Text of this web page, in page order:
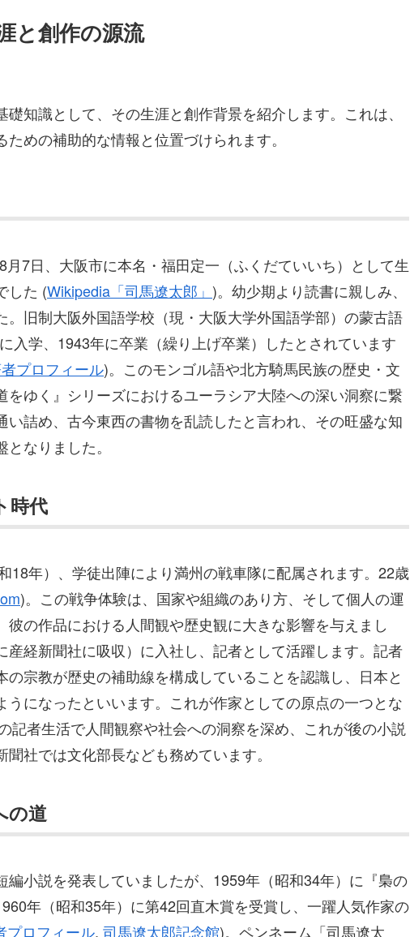
と創作の源流
知識として、その生涯と創作背景を紹介します。これは、
めの補助的な情報と位置づけられます。
7日、大阪市に本名・福田定一（ふくだていいち）として生
した (Wikipedia「司馬遼太郎」 )。幼少期より読書に親しみ、
旧制大阪外国語学校（現・大阪大学外国語学部）の蒙古語
入学、1943年に卒業（繰り上げ卒業）したとされています
プロフィール)。このモンゴル語や北方騎馬民族の歴史・文
ゆく』シリーズにおけるユーラシア大陸への深い洞察に繋
詰め、古今東西の書物を乱読したと言われ、その旺盛な知
なりました。
時代
18年）、学徒出陣により満州の戦車隊に配属されます。22歳
)。この戦争体験は、国家や組織のあり方、そして個人の運
の作品における人間観や歴史観に大きな影響を与えまし
経新聞社に吸収）に入社し、記者として活躍します。記者
宗教が歴史の補助線を構成していることを認識し、日本と
になったといいます。これが作家としての原点の一つとな
記者生活で人間観察や社会への洞察を深め、これが後の小説
社では文化部長なども務めています。
の道
小説を発表していましたが、1959年（昭和34年）に『梟の
年（昭和35年）に第42回直木賞を受賞し、一躍人気作家の
プロフィール, 司馬遼太郎記念館)。ペンネーム「司馬遼太